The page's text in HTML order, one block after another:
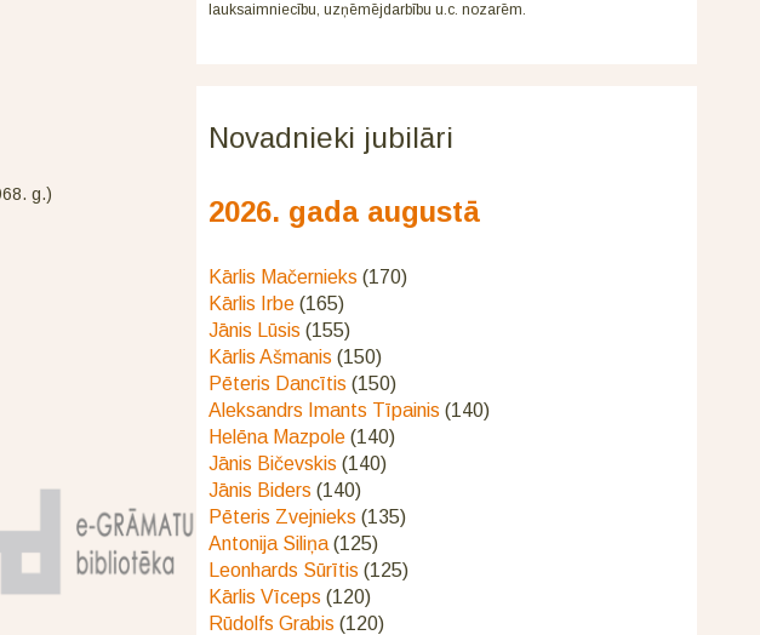
lauksaimniecību, uzņēmējdarbību u.c. nozarēm.
Novadnieki jubilāri
2026. gada augustā
Kārlis Mačernieks (170)
Kārlis Irbe(165)
Jānis Lūsis (155)
Kārlis Ašmanis (150)
Pēteris Dancītis (150)
Aleksandrs Imants Tīpainis (140)
Helēna Mazpole(140)
Jānis Bičevskis (140)
Jānis Biders (140)
Pēteris Zvejnieks (135)
Antonija Siliņa(125)
Leonhards Sūrītis (125)
Kārlis Vīceps (120)
Rūdolfs Grabis (120)
g.)